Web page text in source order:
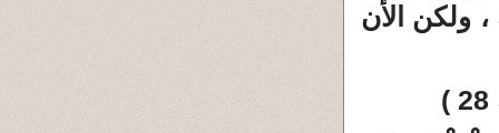
ولكن الأن